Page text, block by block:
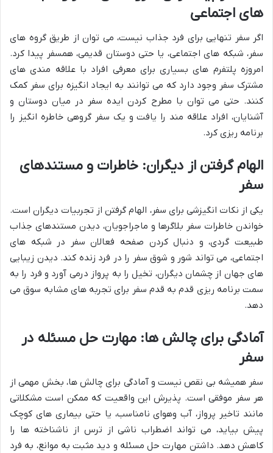
های اجتماعی
اگر سفر تنهایی برای فرد جذاب نیست، می توان از طریق گروه های
سفر، شبکه های اجتماعی، یا حتی دوستان قدیمی، همسفر پیدا کرد.
امروزه پلتفرم های بسیاری برای معرفی افراد با علاقه مندی های
مشترک سفر وجود دارد که می توانند به ایجاد انگیزه برای سفر کمک
کنند. حتی می توان با مطرح کردن ایده سفر در میان دوستان و
آشنایان، افراد علاقه مند را یافت و یک سفر گروهی خاطره انگیز را
برنامه ریزی کرد.
الهام گرفتن از دیگران: خاطرات و مستندهای
سفر
یکی از نکات انگیزشی برای سفر، الهام گرفتن از تجربیات دیگران است.
خواندن خاطرات سفر بلاگرها و ماجراجویان، دیدن مستندهای جذاب
طبیعت گردی، و دنبال کردن صفحه فعالان سفر در شبکه های
اجتماعی، می تواند شور و شوق سفر را در فرد زنده کند. دیدن زیبایی
های جهان از چشمان دیگران، تخیل را به پرواز درمی آورد و فرد را به
سمت برنامه ریزی قدم به قدم سفر برای تجربه های مشابه سوق می
دهد.
آمادگی برای چالش ها: مهارت حل مسئله در
سفر
سفر همیشه بی نقص نیست و آمادگی برای چالش ها، بخش مهمی از
هر سفر موفقی است. پذیرش این واقعیت که ممکن است مشکلاتی
مانند تاخیر پرواز، آب وهوای نامناسب، یا حتی بیماری های کوچک
پیش بیاید، می تواند اضطراب ناشی از ترس از ناشناخته ها را
کاهش دهد. داشتن مهارت حل مسئله و دید مثبت به موانع، به فرد